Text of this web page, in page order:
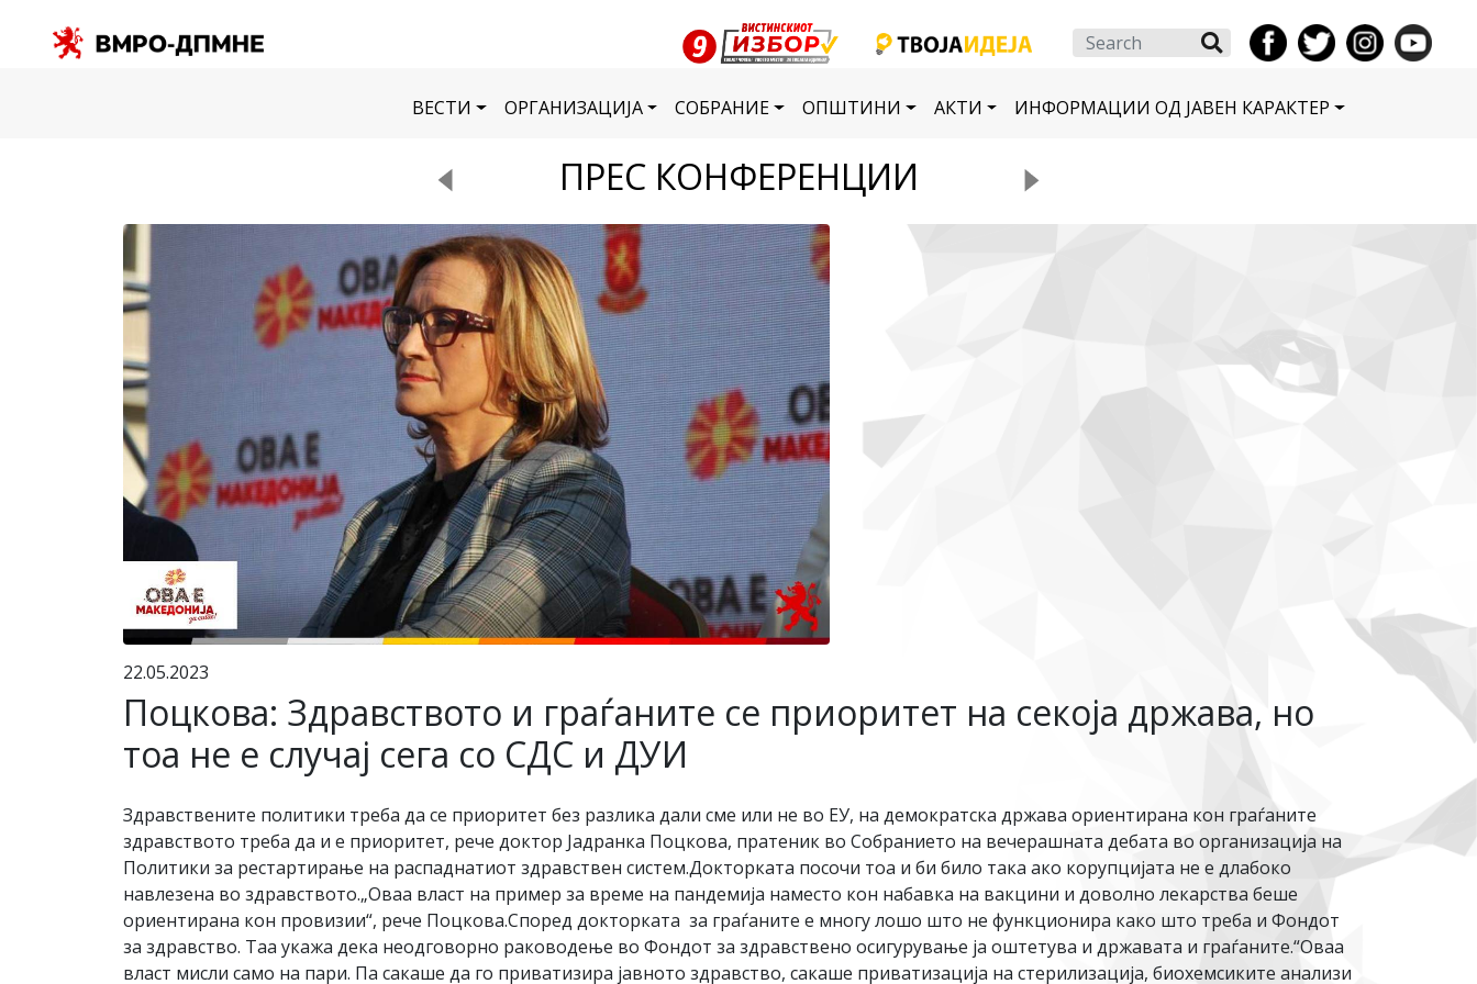
Search
ВЕСТИ ОРГАНИЗАЦИЈА СОБРАНИЕ ОПШТИНИ АКТИ ИНФОРМАЦИИ ОД ЈАВЕН КАРАКТЕР
ПРЕС КОНФЕРЕНЦИИ
22.05.2023
Поцкова: Здравството и граѓаните се приоритет на секоја држава, но
тоа не е случај сега со СДС и ДУИ
Здравствените политики треба да се приоритет без разлика дали сме или не во ЕУ, на демократска држава ориентирана кон граѓаните
здравството треба да и е приоритет, рече доктор Јадранка Поцкова, пратеник во Собранието на вечерашната дебата во организација на
Политики за рестартирање на рaспаднатиот здравствен систем.Докторката посочи тоа и би било така ако корупцијата не е длабоко
навлезена во здравството.„Оваа власт на пример за време на пандемија наместо кон набавка на вакцини и доволно лекарства беше
ориентирана кон провизии“, рече Поцкова.Според докторката за граѓаните е многу лошо што не функционира како што треба и Фондот
за здравство. Таа укажа дека неодговорно раководење во Фондот за здравствено осигурување ја оштетува и државата и граѓаните.“Оваа
власт мисли само на пари. Па сакаше да го приватизира јавното здравство, сакаше приватизација на стерилизација, биохемсиките анализи